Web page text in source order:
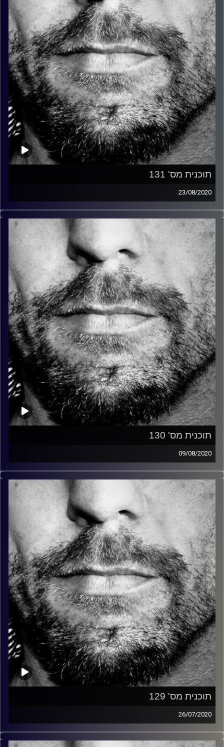
קרדיט תמונות: David Goehring
תוכנית מס' 131
23/08/2020
זיפים, מוזיקה מחוספסת של הופעות חיות. הרבה ג'אם, רוק,
בלוז, bluegrass, ג'אז, Fאנק, פרוגרסיב ואפילו אלקטרוניקה.
כל מה שחי, אמיתי ונושם.
עם שמוליק רגב.
קרדיט תמונות: David Goehring
תוכנית מס' 130
09/08/2020
זיפים, מוזיקה מחוספסת של הופעות חיות. הרבה ג'אם, רוק,
בלוז, bluegrass, ג'אז, Fאנק, פרוגרסיב ואפילו אלקטרוניקה.
כל מה שחי, אמיתי ונושם.
עם שמוליק רגב.
קרדיט תמונות: David Goehring
תוכנית מס' 129
26/07/2020
זיפים, מוזיקה מחוספסת של הופעות חיות. הרבה ג'אם, רוק,
בלוז, bluegrass, ג'אז, Fאנק, פרוגרסיב ואפילו אלקטרוניקה.